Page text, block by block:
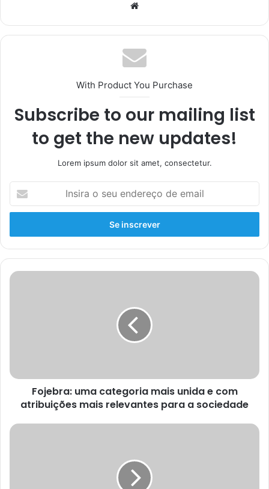
With Product You Purchase
Subscribe to our mailing list
to get the new updates!
Lorem ipsum dolor sit amet, consectetur.
Fojebra: uma categoria mais unida e com
atribuições mais relevantes para a sociedade